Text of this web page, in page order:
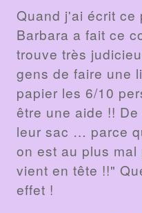
Quand j'ai écrit ce
Barbara a fait ce
trouve très
gens de faire une
papier les 6/10
être une aide !!
leur sac … parce
on est au plus
vient en tête !!"
effet !